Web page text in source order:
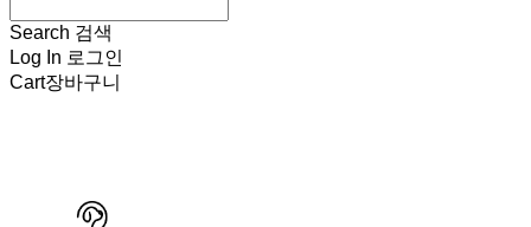
Search 검색
Log In 로그인
Cart장바구니